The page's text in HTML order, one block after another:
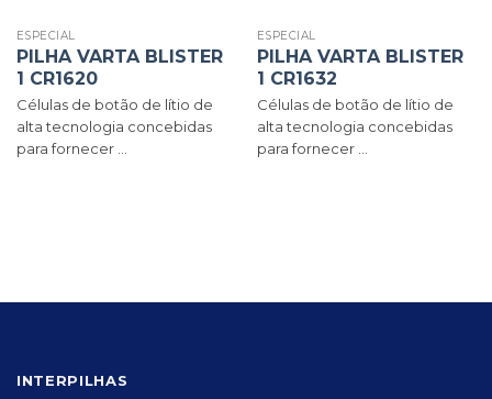
ESPECIAL
PILHA VARTA BLISTER
1 CR1620
Células de botão de lítio de
alta tecnologia concebidas
para fornecer ...
ESPECIAL
PILHA VARTA BLISTER
1 CR1632
Células de botão de lítio de
alta tecnologia concebidas
para fornecer ...
INTERPILHAS